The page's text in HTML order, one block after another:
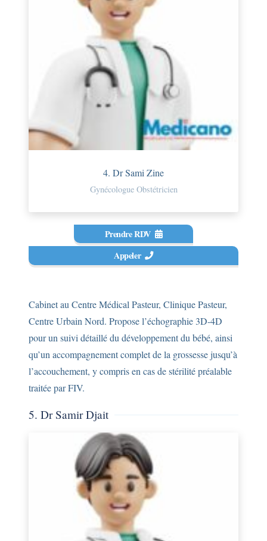
4. Dr Sami Zine
Gynécologue Obstétricien
Prendre RDV
Appeler
Cabinet au Centre Médical Pasteur, Clinique Pasteur,
Centre Urbain Nord. Propose l’échographie 3D-4D
pour un suivi détaillé du développement du bébé, ainsi
qu’un accompagnement complet de la grossesse jusqu’à
l’accouchement, y compris en cas de stérilité préalable
traitée par FIV.
5. Dr Samir Djait